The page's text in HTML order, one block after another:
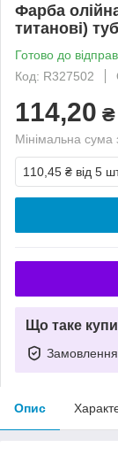
Фарба
титанові)
Готово до
Код: R327502
114,20 ₴
Мінімальна
110,45 ₴ від 5
Що таке
Замовлення
Опис